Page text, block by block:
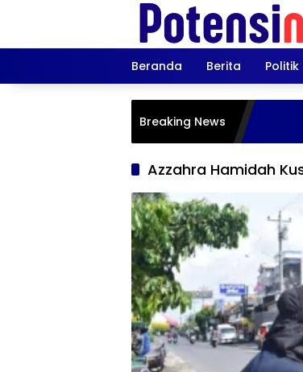
Beranda Berita Politik
Breaking News
Azzahra Hamidah